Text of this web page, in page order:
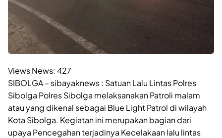
Views News: 427
SIBOLGA – sibayaknews : Satuan Lalu Lintas Polres
Sibolga Polres Sibolga melaksanakan Patroli malam
atau yang dikenal sebagai Blue Light Patrol di wilayah
Kota Sibolga. Kegiatan ini merupakan bagian dari
upaya Pencegahan terjadinya Kecelakaan lalu lintas